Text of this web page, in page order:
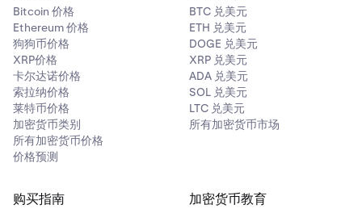
Bitcoin 价格
Ethereum 价格
狗狗币价格
XRP价格
卡尔达诺价格
索拉纳价格
莱特币价格
加密货币类别
所有加密货币价格
价格预测
BTC 兑美元
ETH 兑美元
DOGE 兑美元
XRP 兑美元
ADA 兑美元
SOL 兑美元
LTC 兑美元
所有加密货币市场
购买指南 加密货币教育